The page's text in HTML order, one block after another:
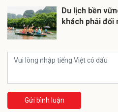
Du lịch bền
khách phải đối
Gửi bình luận